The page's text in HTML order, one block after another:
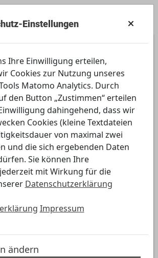
viel Verantwortung!
Einstellungen
Ihre Einwilligung erteilen,
Cookies zur Nutzung unseres
Matomo Analytics. Durch
den Button „Zustimmen“ erteilen
dahingehend, dass wir
Cookies (kleine Textdateien
von maximal zwei
und die sich ergebenden Daten
Sie können Ihre
mit Wirkung für die
Datenschutzerklärung
Impressum
ändern